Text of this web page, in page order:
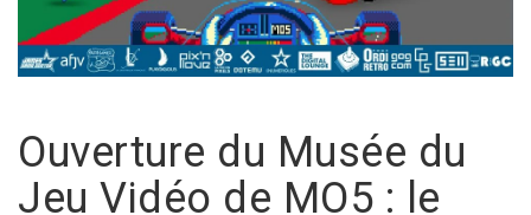
Ouverture du Musée du
Jeu Vidéo de MO5 : le